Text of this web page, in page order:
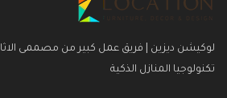
لوكيشن ديزين | فريق عمل كبير من مصممى
تكنولوجيا المنازل الذكية